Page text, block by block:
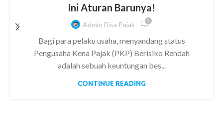
Ini Aturan Barunya!
Admin Bisa Pajak 0
Bagi para pelaku usaha, menyandang status
Pengusaha Kena Pajak (PKP) Berisiko Rendah
adalah sebuah keuntungan bes...
CONTINUE READING